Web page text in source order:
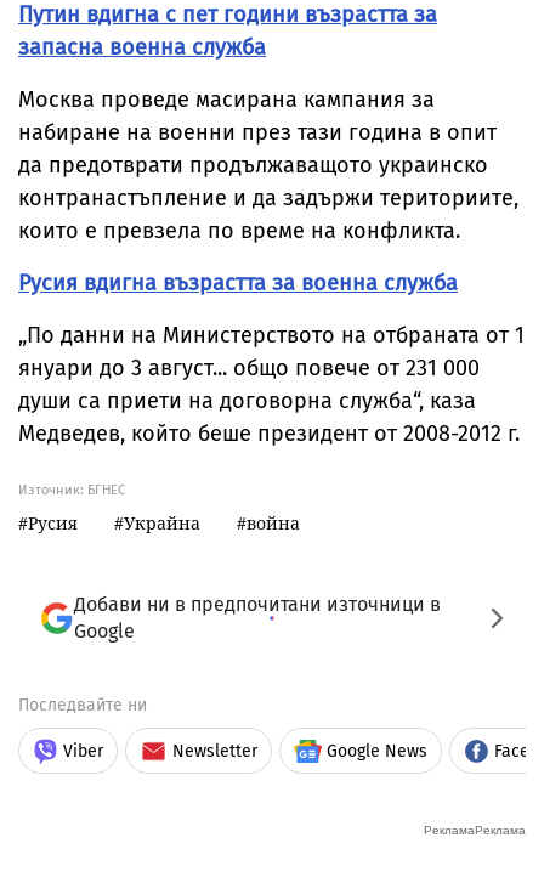
Путин вдигна с пет години възрастта за
запасна военна служба
Москва проведе масирана кампания за
набиране на военни през тази година в опит
да предотврати продължаващото украинско
контранастъпление и да задържи териториите,
които е превзела по време на конфликта.
Русия вдигна възрастта за военна служба
„По данни на Министерството на отбраната от 1
януари до 3 август... общо повече от 231 000
души са приети на договорна служба“, каза
Медведев, който беше президент от 2008-2012 г.
Източник: БГНЕС
Русия Украйна война
Добави ни в предпочитани източници в
Google
Последвайте ни
Viber Newsletter Google News